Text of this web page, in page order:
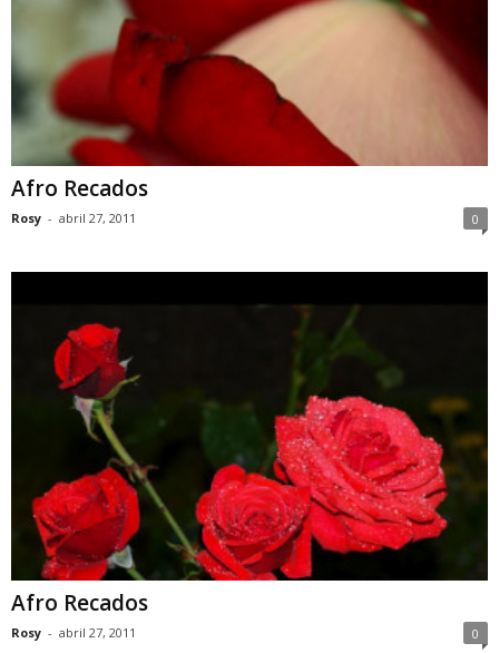
Afro Recados
Rosy - abril 27, 2011 0
Afro Recados
Rosy - abril 27, 2011 0